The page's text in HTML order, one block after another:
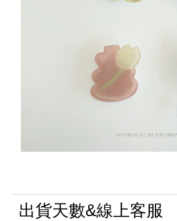
出貨天數&線上客服